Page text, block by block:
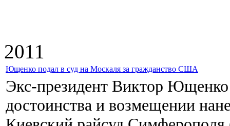
2011
Ющенко подал в суд на Москаля за гражданство США
Экс-президент Виктор Ющенко
достоинства и возмещении